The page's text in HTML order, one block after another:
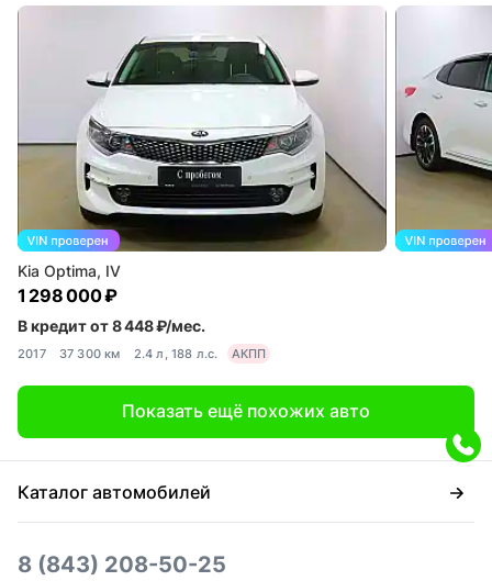
Kia Optima, IV
1 298 000 ₽
В кредит от 8 448 ₽/мес.
2017 37 300 км 2.4 л, 188 л.с. АКПП
Показать ещё похожих авто
Каталог автомобилей
8 (843) 208-50-25